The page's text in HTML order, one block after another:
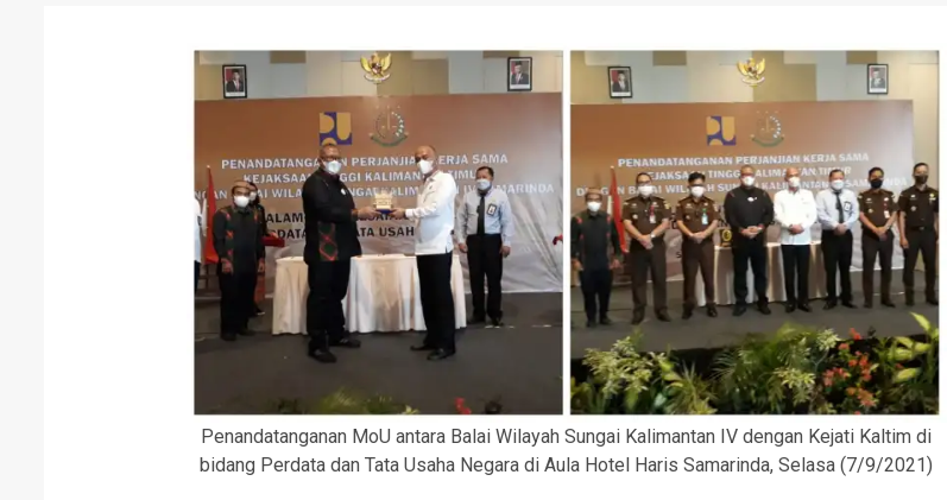
Penandatanganan MoU antara Balai Wilayah Sungai Kalimantan IV dengan Kejati Kaltim di
bidang Perdata dan Tata Usaha Negara di Aula Hotel Haris Samarinda, Selasa (7/9/2021)